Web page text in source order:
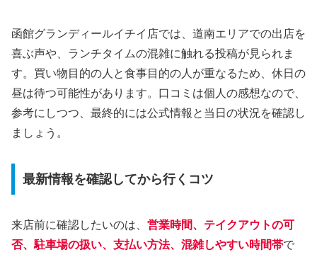
函館グランディールイチイ店では、道南エリアでの出店を
喜ぶ声や、ランチタイムの混雑に触れる投稿が見られま
す。買い物目的の人と食事目的の人が重なるため、休日の
昼は待つ可能性があります。口コミは個人の感想なので、
参考にしつつ、最終的には公式情報と当日の状況を確認し
ましょう。
最新情報を確認してから行くコツ
来店前に確認したいのは、 営業時間、テイクアウトの可
否、駐車場の扱い、支払い方法、混雑しやすい時間帯で